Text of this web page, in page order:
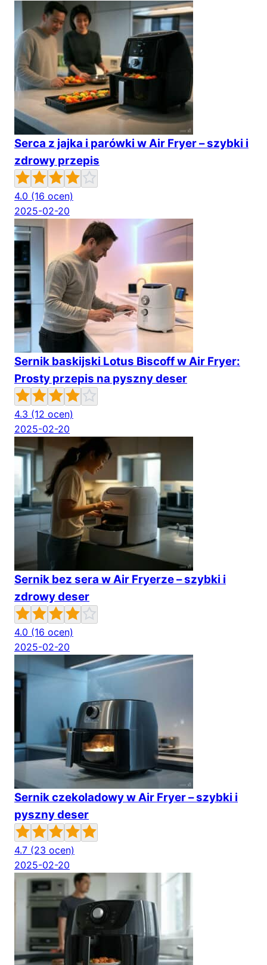
Serca z jajka i parówki w Air Fryer – szybki i
zdrowy przepis
4.0 (16 ocen)
2025-02-20
Sernik baskijski Lotus Biscoff w Air Fryer:
Prosty przepis na pyszny deser
4.3 (12 ocen)
2025-02-20
Sernik bez sera w Air Fryerze – szybki i
zdrowy deser
4.0 (16 ocen)
2025-02-20
Sernik czekoladowy w Air Fryer – szybki i
pyszny deser
4.7 (23 ocen)
2025-02-20